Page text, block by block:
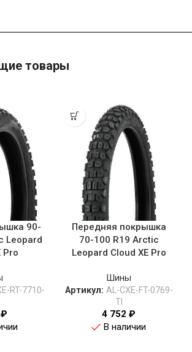
товары
90-
Leopard
Pro
RT-7710-
₽
Передняя покрышка
70-100 R19 Arctic
Leopard Cloud XE Pro
Шины
Артикул: AL-CXE-FT-0769-
TI
4 752 ₽
В наличии